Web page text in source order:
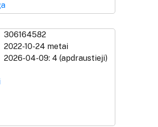
306164582
2022-10-24 metai
2026-04-09: 4 (apdraustieji)